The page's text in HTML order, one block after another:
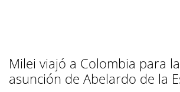
Milei viajó a Colombia para
asunción de Abelardo de la